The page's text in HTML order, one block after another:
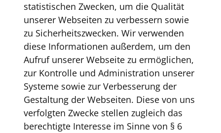
statistischen Zwecken, um die Qualität
unserer Webseiten zu verbessern sowie
zu Sicherheitszwecken. Wir verwenden
diese Informationen außerdem, um den
Aufruf unserer Webseite zu ermöglichen,
zur Kontrolle und Administration unserer
Systeme sowie zur Verbesserung der
Gestaltung der Webseiten. Diese von uns
verfolgten Zwecke stellen zugleich das
berechtigte Interesse im Sinne von § 6